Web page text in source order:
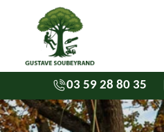
03 59 28 80 35